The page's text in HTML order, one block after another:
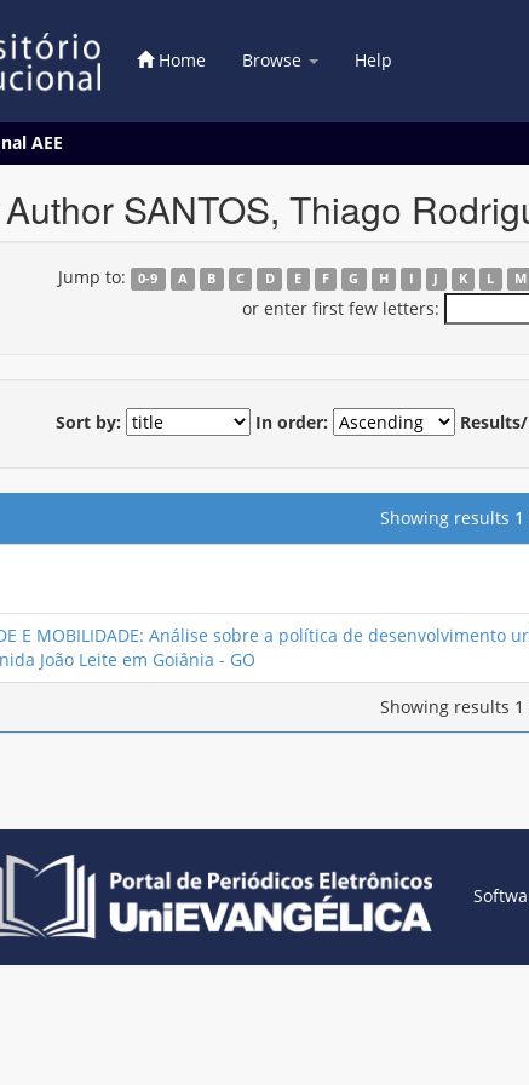
Home Browse Help
AEE
SANTOS, Thiago
Jump to: 0-9 A B C D E F G H I J K L M
or enter first few letters:
Sort by: In order:
Showing results 1
E MOBILIDADE: Análise sobre a política de desenvolvimento
João Leite em Goiânia - GO
Showing results 1